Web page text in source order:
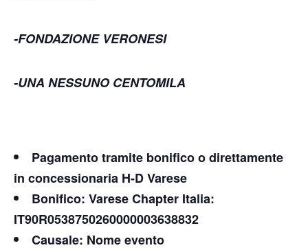
-FONDAZIONE VERONESI
-UNA NESSUNO CENTOMILA
Pagamento tramite bonifico o direttamente
in concessionaria H-D Varese
Bonifico: Varese Chapter Italia:
IT90R0538750260000003638832
Causale: Nome evento